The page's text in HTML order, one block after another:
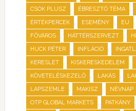
CSOK PLUSZ , ÉBRESZTŐ TÉMA ,
ÉRTÉKPERCEK , ESEMÉNY , EU ,
FŐVÁROS , HÁTTÉRSZERVEZT ,
HUCK PÉTER , INFLÁCIÓ ,
KERESLET , KISKERESKEDELEM ,
KÖVETELÉSKEZELŐ , LAKÁS ,
LAPSZEMLE , MAKISZ , NÉVNAP
OTP GLOBAL MARKETS , PATKÁNY ,